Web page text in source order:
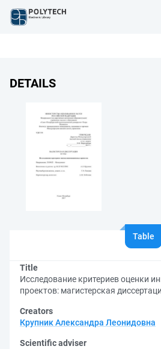
DETAILS
Table
Title
Исследование критериев оценки
проектов: магистерская
Creators
Крупник Александра Леонидовна
Scientific adviser